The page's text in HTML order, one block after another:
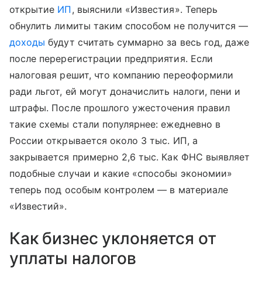
открытие ИП , выяснили «Известия». Теперь
обнулить лимиты таким способом не получится —
доходы будут считать суммарно за весь год, даже
после перерегистрации предприятия. Если
налоговая решит, что компанию переоформили
ради льгот, ей могут доначислить налоги, пени и
штрафы. После прошлого ужесточения правил
такие схемы стали популярнее: ежедневно в
России открывается около 3 тыс. ИП, а
закрывается примерно 2,6 тыс. Как ФНС выявляет
подобные случаи и какие «способы экономии»
теперь под особым контролем — в материале
«Известий».
Как бизнес уклоняется от
уплаты налогов